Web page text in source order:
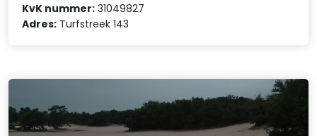
KvK nummer: 31049827
Adres: Turfstreek 143